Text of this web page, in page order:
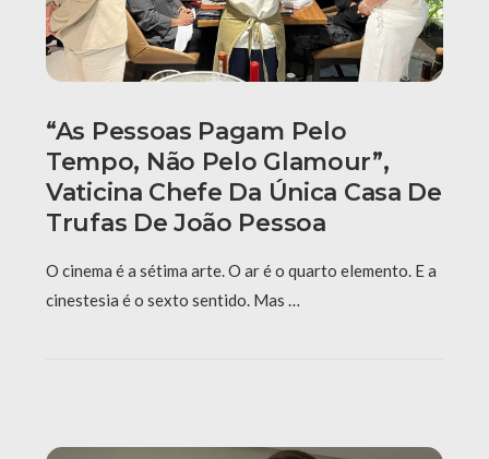
“As Pessoas Pagam Pelo
Tempo, Não Pelo Glamour”,
Vaticina Chefe Da Única Casa De
Trufas De João Pessoa
O cinema é a sétima arte. O ar é o quarto elemento. E a
cinestesia é o sexto sentido. Mas …